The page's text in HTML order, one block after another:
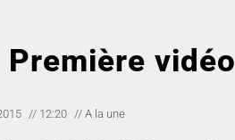
Première vidéo
// 12:20 // A la une